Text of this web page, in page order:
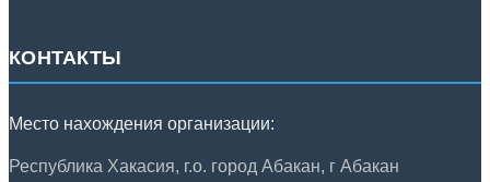
КОНТАКТЫ
Место нахождения организации:
Республика Хакасия, г.о. город Абакан, г Абакан